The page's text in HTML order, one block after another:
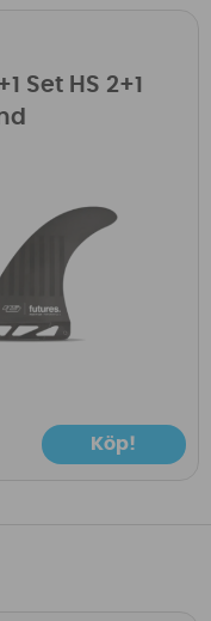
Set HS 2+1
Köp!